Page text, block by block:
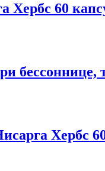
Хербс 60
бессоннице,
Хербс 60